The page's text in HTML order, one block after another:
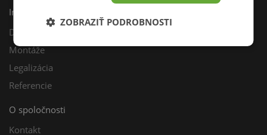
Inštalácie
Dotácie
Montáže
Legalizácia
Referencie
O spoločnosti
Kontakt
ZOBRAZIŤ PODROBNOSTI